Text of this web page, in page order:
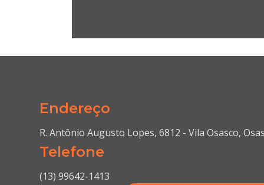
Endereço
R. Antônio Augusto Lopes, 6812 - Vila Osasco,
Telefone
(13) 99642-1413